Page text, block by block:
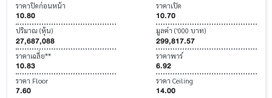
ราคาปิดก่อนหน้า
10.80
ราคาเปิด
10.70
ปริมาณ (หุ้น)
27,687,088
มูลค่า ('000 บาท)
299,817.57
ราคาเฉลี่ย**
10.83
ราคาพาร์
6.92
ราคา Floor
7.60
ราคา Ceiling
14.00